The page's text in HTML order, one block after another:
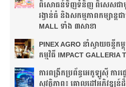
ពិសោធន៍ទិញទំនិញ ពិសេសជាមួយ
រង្វាន់ធំ និងសកម្មភាពកម្សាន្តជ
MALL ទាំង ៣សាខា
PINEX AGRO នាំ​ស្វាយចន្ទី​កម្
កម្មវិធី​ IMPACT GALLERIA
ការពង្រីកប្រព័ន្ធអេកូឡូស៊ី ការ
សុវត្ថិភាព៖ គោលដៅអភិវឌ្ឍន៍